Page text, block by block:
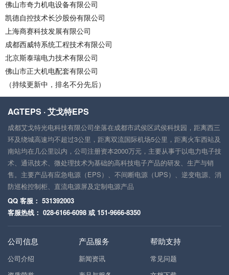
佛山市奇力机电设备有限公司
凯德自控技术长沙股份有限公司
上海商赛科技发展有限公司
成都西威特系统工程技术有限公司
北京斯泰瑞电力技术有限公司
佛山市正大机电配套有限公司
（持续更新中，排名不分先后）
AGTEPS · 艾戈特EPS
成都艾戈特光电科技有限公司坐落在成都市武侯区武侯科技园，距离西三
环及绕城高速均不超过3公里，距离双流国际机场5公里，距离火车西站及
南站均在几公里以内，公司注册资本2000万元，主要从事于以电力电子技
术、通讯技术、微处理技术为基础的高科技电子产品的研发、生产与销
售。主要产品有应急电源（EPS）、不间断电源（UPS）、逆变电源、消
防巡检控制柜、直流电源屏及定制电源产品
QQ 客服： 531392003
客服热线： 028-6166-6098 或 151-9666-8350
公司信息
公司介绍
产品服务
新闻资讯
帮助支持
常见问题